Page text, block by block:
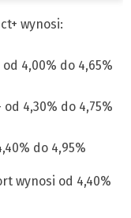
wynosi:
4,00% do 4,65%
4,30% do 4,75%
do 4,95%
wynosi od 4,40%